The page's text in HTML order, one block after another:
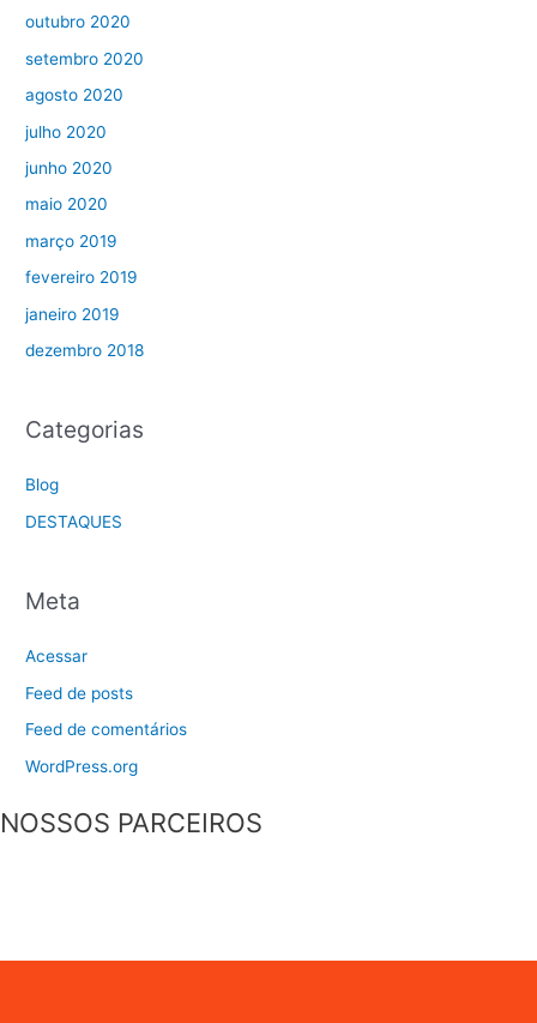
outubro 2020
setembro 2020
agosto 2020
julho 2020
junho 2020
maio 2020
março 2019
fevereiro 2019
janeiro 2019
dezembro 2018
Categorias
Blog
DESTAQUES
Meta
Acessar
Feed de posts
Feed de comentários
WordPress.org
NOSSOS PARCEIROS